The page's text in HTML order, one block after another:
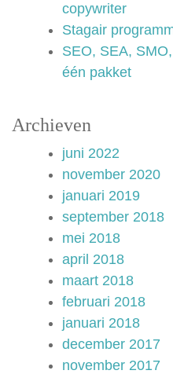
copywriter
Stagair
SEO, SEA,
één pakket
Archieven
juni 2022
november 2020
januari 2019
september 2018
mei 2018
april 2018
maart 2018
februari 2018
januari 2018
december 2017
november 2017